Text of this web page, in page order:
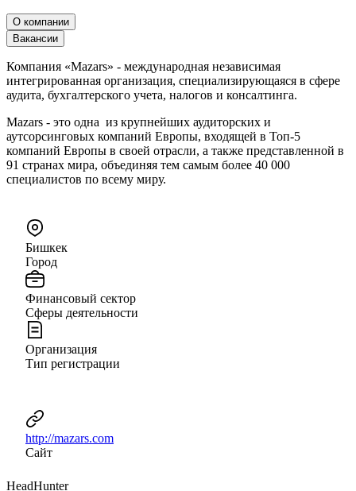
О компании
Вакансии
Компания «Mazars» - международная независимая
интегрированная организация, специализирующаяся в сфере
аудита, бухгалтерского учета, налогов и консалтинга.
Mazars - это одна из крупнейших аудиторских и
аутсорсинговых компаний Европы, входящей в Топ-5
компаний Европы в своей отрасли, а также представленной в
91 странах мира, объединяя тем самым более 40 000
специалистов по всему миру.
Бишкек
Город
Финансовый сектор
Сферы деятельности
Организация
Тип регистрации
http://mazars.com
Сайт
HeadHunter